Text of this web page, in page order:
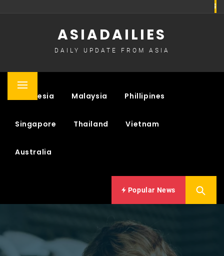
ASIADAILIES
DAILY UPDATE FROM ASIA
Primary
Indonesia Malaysia Phillipines
Singapore Thailand Vietnam
Australia
Popular News